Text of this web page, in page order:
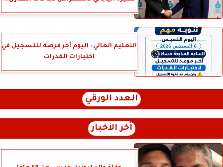
التعليم العالي : اليوم آخر فرصة للتسجيل في
اختبارات القدرات
العدد الورقي
آخر الأخبار